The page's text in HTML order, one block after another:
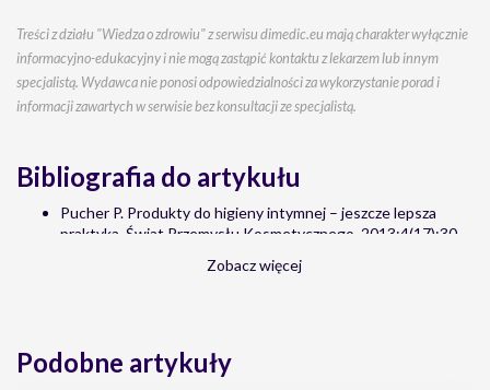
Treści z działu "Wiedza o zdrowiu" z serwisu dimedic.eu mają charakter wyłącznie
informacyjno-edukacyjny i nie mogą zastąpić kontaktu z lekarzem lub innym
specjalistą. Wydawca nie ponosi odpowiedzialności za wykorzystanie porad i
informacji zawartych w serwisie bez konsultacji ze specjalistą.
Bibliografia do artykułu
Pucher P. Produkty do higieny intymnej – jeszcze lepsza
praktyka. Świat Przemysłu Kosmetycznego. 2013;4(17):30-
Bender S. (red. wyd. pol. Budzisz E.), Pielęgnacja ciała,
Zobacz więcej
Podobne artykuły